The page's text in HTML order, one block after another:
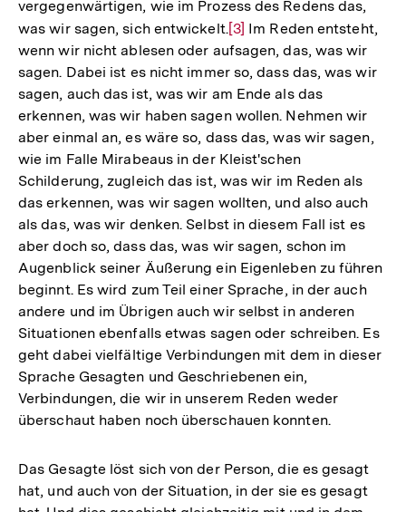
vergegenwärtigen, wie im Prozess des Redens das,
was wir sagen, sich entwickelt.Zur
Auflösung
der
Fußnote
[3] Im Reden entsteht,
wenn wir nicht ablesen oder aufsagen, das, was wir
sagen. Dabei ist es nicht immer so, dass das, was wir
sagen, auch das ist, was wir am Ende als das
erkennen, was wir haben sagen wollen. Nehmen wir
aber einmal an, es wäre so, dass das, was wir sagen,
wie im Falle Mirabeaus in der Kleist'schen
Schilderung, zugleich das ist, was wir im Reden als
das erkennen, was wir sagen wollten, und also auch
als das, was wir denken. Selbst in diesem Fall ist es
aber doch so, dass das, was wir sagen, schon im
Augenblick seiner Äußerung ein Eigenleben zu führen
beginnt. Es wird zum Teil einer Sprache, in der auch
andere und im Übrigen auch wir selbst in anderen
Situationen ebenfalls etwas sagen oder schreiben. Es
geht dabei vielfältige Verbindungen mit dem in dieser
Sprache Gesagten und Geschriebenen ein,
Verbindungen, die wir in unserem Reden weder
überschaut haben noch überschauen konnten.
Das Gesagte löst sich von der Person, die es gesagt
hat, und auch von der Situation, in der sie es gesagt